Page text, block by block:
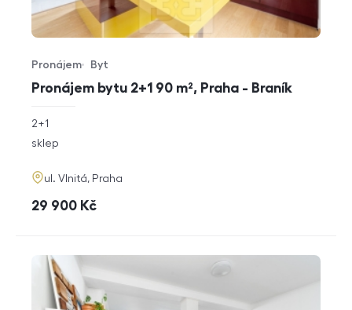
Pronájem bytu 2+1 90 m², Praha - Braník
Typ nabídky
Pronájem
Typ nemovitosti
Byt
rozměry
2+1
funkce
sklep
adresa
ul. Vlnitá, Praha
cena
29 900 Kč